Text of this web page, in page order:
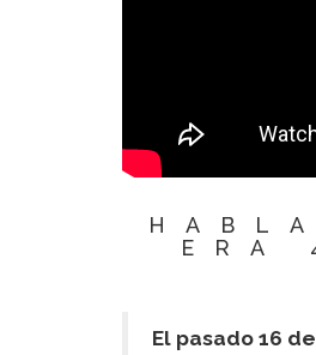
ERA
El pasado 16